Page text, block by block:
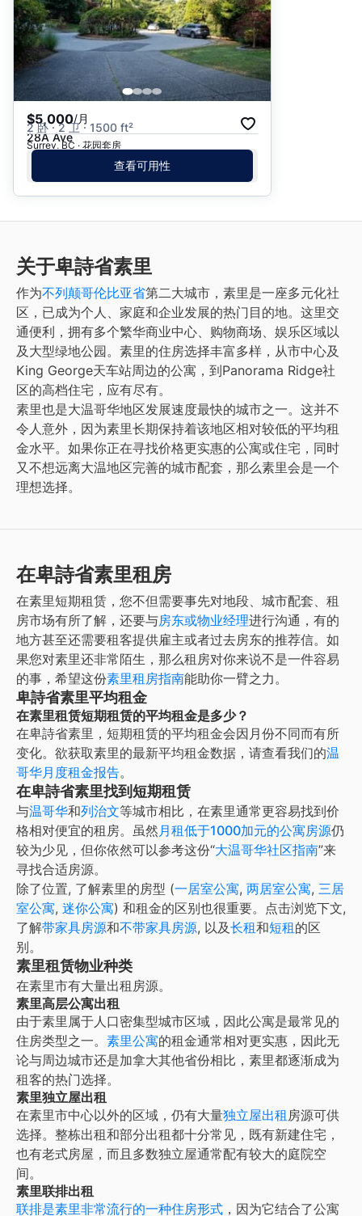
$5,000/月
2 卧 · 2 卫 · 1500 ft²
28A Ave
Surrey, BC · 花园套房
查看可用性
关于卑詩省素里
作为不列颠哥伦比亚省第二大城市，素里是一座多元化社
区，已成为个人、家庭和企业发展的热门目的地。这里交
通便利，拥有多个繁华商业中心、购物商场、娱乐区域以
及大型绿地公园。素里的住房选择丰富多样，从市中心及
King George天车站周边的公寓，到Panorama Ridge社
区的高档住宅，应有尽有。
素里也是大温哥华地区发展速度最快的城市之一。这并不
令人意外，因为素里长期保持着该地区相对较低的平均租
金水平。如果你正在寻找价格更实惠的公寓或住宅，同时
又不想远离大温地区完善的城市配套，那么素里会是一个
理想选择。
在卑詩省素里租房
在素里短期租赁 ，您不但需要事先对地段、城市配套、租
房市场有所了解，还要与房东或物业经理进行沟通，有的
地方甚至还需要租客提供雇主或者过去房东的推荐信。如
果您对素里还非常陌生，那么租房对你来说不是一件容易
的事，希望这份素里租房指南能助你一臂之力。
卑詩省素里平均租金
在素里租赁短期租赁的平均租金是多少？
在卑詩省素里 ， 短期租赁的平均租金会因月份不同而有所
变化。欲获取素里的最新平均租金数据，请查看我们的温
哥华月度租金报告。
在卑詩省素里找到短期租赁
与温哥华和列治文等城市相比，在素里通常更容易找到价
格相对便宜的租房。虽然月租低于1000加元的公寓房源仍
较为少见，但你依然可以参考这份“大温哥华社区指南”来
寻找合适房源。
除了位置, 了解素里的房型 (一居室公寓, 两居室公寓, 三居
室公寓, 迷你公寓) 和租金的区别也很重要。点击浏览下文,
了解带家具房源和不带家具房源, 以及长租和短租的区
别。
素里租赁物业种类
在素里市有大量出租房源。
素里高层公寓出租
由于素里属于人口密集型城市区域，因此公寓是最常见的
住房类型之一。 素里公寓的租金通常相对更实惠，因此无
论与周边城市还是加拿大其他省份相比，素里都逐渐成为
租客的热门选择。
素里独立屋出租
在素里市中心以外的区域，仍有大量独立屋出租 房源可供
选择。整栋出租和部分出租都十分常见，既有新建住宅，
也有老式房屋，而且多数独立屋通常配有较大的庭院空
间。
素里联排出租
联排是素里非常流行的一种住房形式 ，因为它结合了公寓